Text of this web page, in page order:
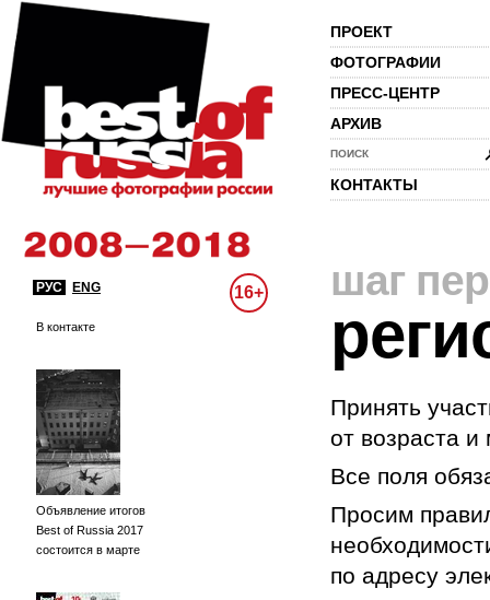
ПРОЕКТ
ФОТОГРАФИИ
ПРЕСС-ЦЕНТР
АРХИВ
ПОИСК
КОНТАКТЫ
РУС ENG 16+
В контакте
Объявление итогов
Best of Russia 2017
состоится в марте
шаг
Принять
от возраста
Все поля
Просим
по адресу